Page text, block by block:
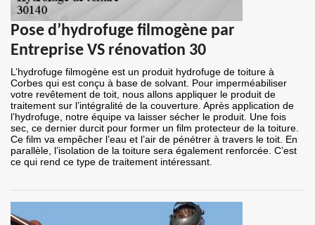
Pose d’hydrofuge filmogène par
Entreprise VS rénovation 30
L’hydrofuge filmogène est un produit hydrofuge de toiture à
Corbes qui est conçu à base de solvant. Pour imperméabiliser
votre revêtement de toit, nous allons appliquer le produit de
traitement sur l’intégralité de la couverture. Après application de
l’hydrofuge, notre équipe va laisser sécher le produit. Une fois
sec, ce dernier durcit pour former un film protecteur de la toiture.
Ce film va empêcher l’eau et l’air de pénétrer à travers le toit. En
parallèle, l’isolation de la toiture sera également renforcée. C’est
ce qui rend ce type de traitement intéressant.